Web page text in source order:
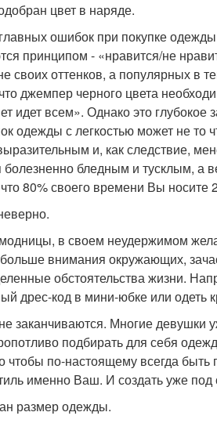
цвет в наряде.
ошибок при покупке
принципом - «нравится/не
своих оттенков, а популярных в
джемпер черного цвета
идет всем». Однако это
одежды с легкостью может не то
и, как следствие,
болезненно бледным и тусклым,
80% своего времени Вы
в своем неудержимом
внимания окружающих,
обстоятельства жизни.
дрес-код в мини-юбке или одеть
заканчиваются. Многие девушки
подбирать для себя
чтобы по-настоящему всегда
именно Ваш. И создать уже
размер одежды.